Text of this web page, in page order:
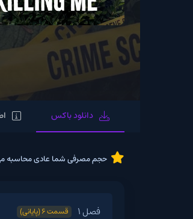
دانلود باکس اطلاعات بیشتر
حجم مصرفی شما عادی محاسبه می‌شود.
قسمت 6 (پایانی)